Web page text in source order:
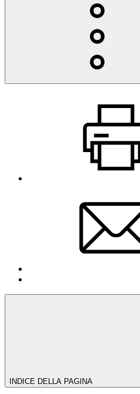
INDICE DELLA PAGINA